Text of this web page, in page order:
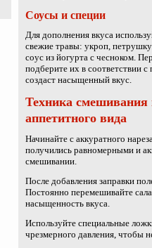
Соусы и специи
Для дополнения вкуса
свежие травы: укроп,
соус из йогурта с чесноком.
подберите их в соответствии с
создаст насыщенный вкус.
Техника смешивания
аппетитного вида
Начинайте с аккуратного
получились равномерными и
смешивании.
После добавления заправки
Постоянно перемешивайте
насыщенность вкуса.
Используйте специальные
чрезмерного давления, чтобы